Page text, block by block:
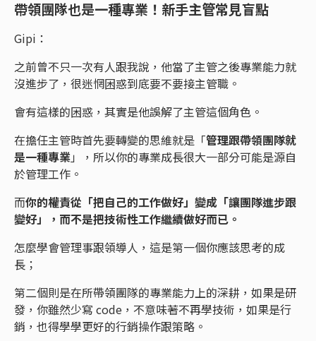
帶領團隊也是一種專業！新手主管常見盲點
Gipi：
之前曾不只一次有人跟我說，他當了主管之後專業能力就
沒進步了，很迷惘困惑到底要不要接主管職。
會有這樣的困惑，其實是他誤解了主管這個角色。
在擔任主管時首先要轉變的思維就是「管理跟帶領團隊就
是一種專業」，所以你的專業成長很大一部分可能是源自
於管理工作。
而你的權責從「把自己的工作做好」變成「讓團隊進步跟
變好」，而不是把技術性工作繼續做好而已。
怎麼學會管理事跟領導人，這是第一個你應該思考的成
長；
第二個則是在所帶領團隊的專業能力上的深耕，如果是研
發，你雖然少寫 code，不意味著不再學技術，如果是行
銷，也得學學更好的行銷操作跟策略。